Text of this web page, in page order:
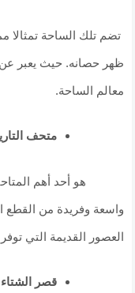
تضم تلك الساحة تمثالا
ظهر حصانه. حيث يعبر عن
معالم الساحة.
متحف
هو أحد أهم المتاحف
واسعة وفريدة من القطع
العصور القديمة التي
قصر